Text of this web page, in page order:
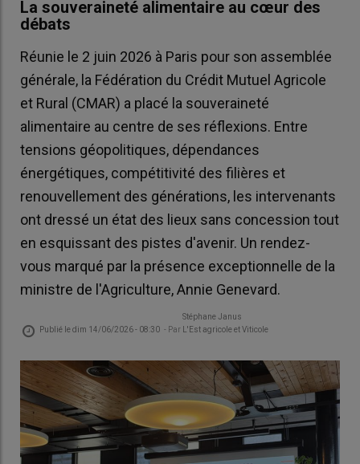
La souveraineté alimentaire au cœur des
débats
Réunie le 2 juin 2026 à Paris pour son assemblée
générale, la Fédération du Crédit Mutuel Agricole
et Rural (CMAR) a placé la souveraineté
alimentaire au centre de ses réflexions. Entre
tensions géopolitiques, dépendances
énergétiques, compétitivité des filières et
renouvellement des générations, les intervenants
ont dressé un état des lieux sans concession tout
en esquissant des pistes d'avenir. Un rendez-
vous marqué par la présence exceptionnelle de la
ministre de l'Agriculture, Annie Genevard.
Publié ledim 14/06/2026 - 08:30 - Par
Stéphane Janus
L'Est agricole et Viticole